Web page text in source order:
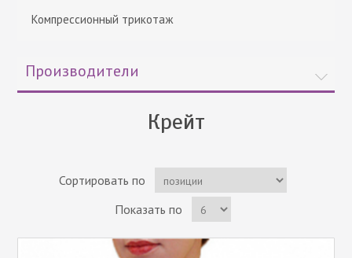
Компрессионный трикотаж
Производители
Крейт
Сортировать по
Показать по